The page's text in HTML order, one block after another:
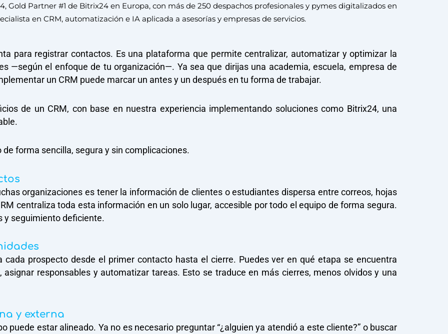
Gold Partner #1 de Bitrix24 en Europa, con más de 250 despachos profesionales y pymes digitalizados en
en CRM, automatización e IA aplicada a asesorías y empresas de servicios.
para registrar contactos. Es una plataforma que permite centralizar, automatizar y optimizar la
—según el enfoque de tu organización—. Ya sea que dirijas una academia, escuela, empresa de
un CRM puede marcar un antes y un después en tu forma de trabajar.
de un CRM, con base en nuestra experiencia implementando soluciones como Bitrix24, una
forma sencilla, segura y sin complicaciones.
organizaciones es tener la información de clientes o estudiantes dispersa entre correos, hojas
centraliza toda esta información en un solo lugar, accesible por todo el equipo de forma segura.
y seguimiento deficiente.
prospecto desde el primer contacto hasta el cierre. Puedes ver en qué etapa se encuentra
responsables y automatizar tareas. Esto se traduce en más cierres, menos olvidos y una
y externa
puede estar alineado. Ya no es necesario preguntar “¿alguien ya atendió a este cliente?” o buscar